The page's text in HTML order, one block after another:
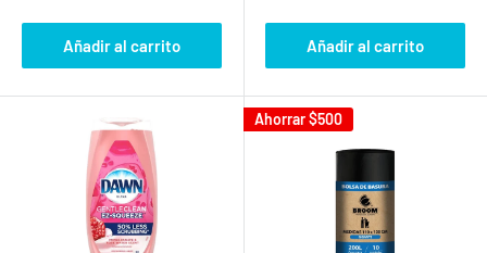
venta
Añadir al carrito
venta
Añadir al carrito
Ahorrar$500
Se requiere iniciar sesión
Inicie sesión en su cuenta para agregar productos a su
lista de deseos y ver los artículos guardados
anteriormente.